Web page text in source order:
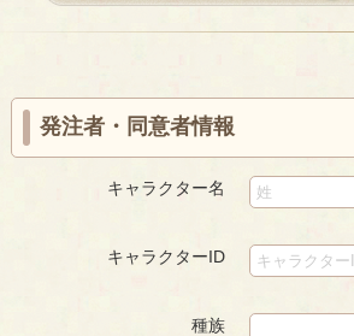
発注者・同意者情報
キャラクター名
キャラクターID
種族